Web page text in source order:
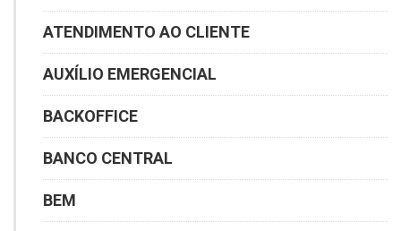
ATENDIMENTO AO CLIENTE
AUXÍLIO EMERGENCIAL
BACKOFFICE
BANCO CENTRAL
BEM